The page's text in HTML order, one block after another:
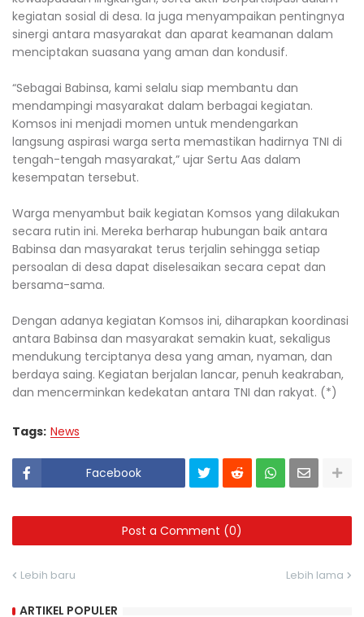
kegiatan sosial di desa. Ia juga menyampaikan pentingnya
sinergi antara masyarakat dan aparat keamanan dalam
menciptakan suasana yang aman dan kondusif.
“Sebagai Babinsa, kami selalu siap membantu dan
mendampingi masyarakat dalam berbagai kegiatan.
Komsos ini menjadi momen untuk mendengarkan
langsung aspirasi warga serta memastikan hadirnya TNI di
tengah-tengah masyarakat,” ujar Sertu Aas dalam
kesempatan tersebut.
Warga menyambut baik kegiatan Komsos yang dilakukan
secara rutin ini. Mereka berharap hubungan baik antara
Babinsa dan masyarakat terus terjalin sehingga setiap
persoalan di desa dapat diselesaikan secara cepat dan
bersama-sama.
Dengan adanya kegiatan Komsos ini, diharapkan koordinasi
antara Babinsa dan masyarakat semakin kuat, sekaligus
mendukung terciptanya desa yang aman, nyaman, dan
berdaya saing. Kegiatan berjalan lancar, penuh keakraban,
dan mencerminkan kedekatan antara TNI dan rakyat. (*)
Tags: News
Facebook
Post a Comment (0)
Lebih baru Lebih lama
ARTIKEL POPULER